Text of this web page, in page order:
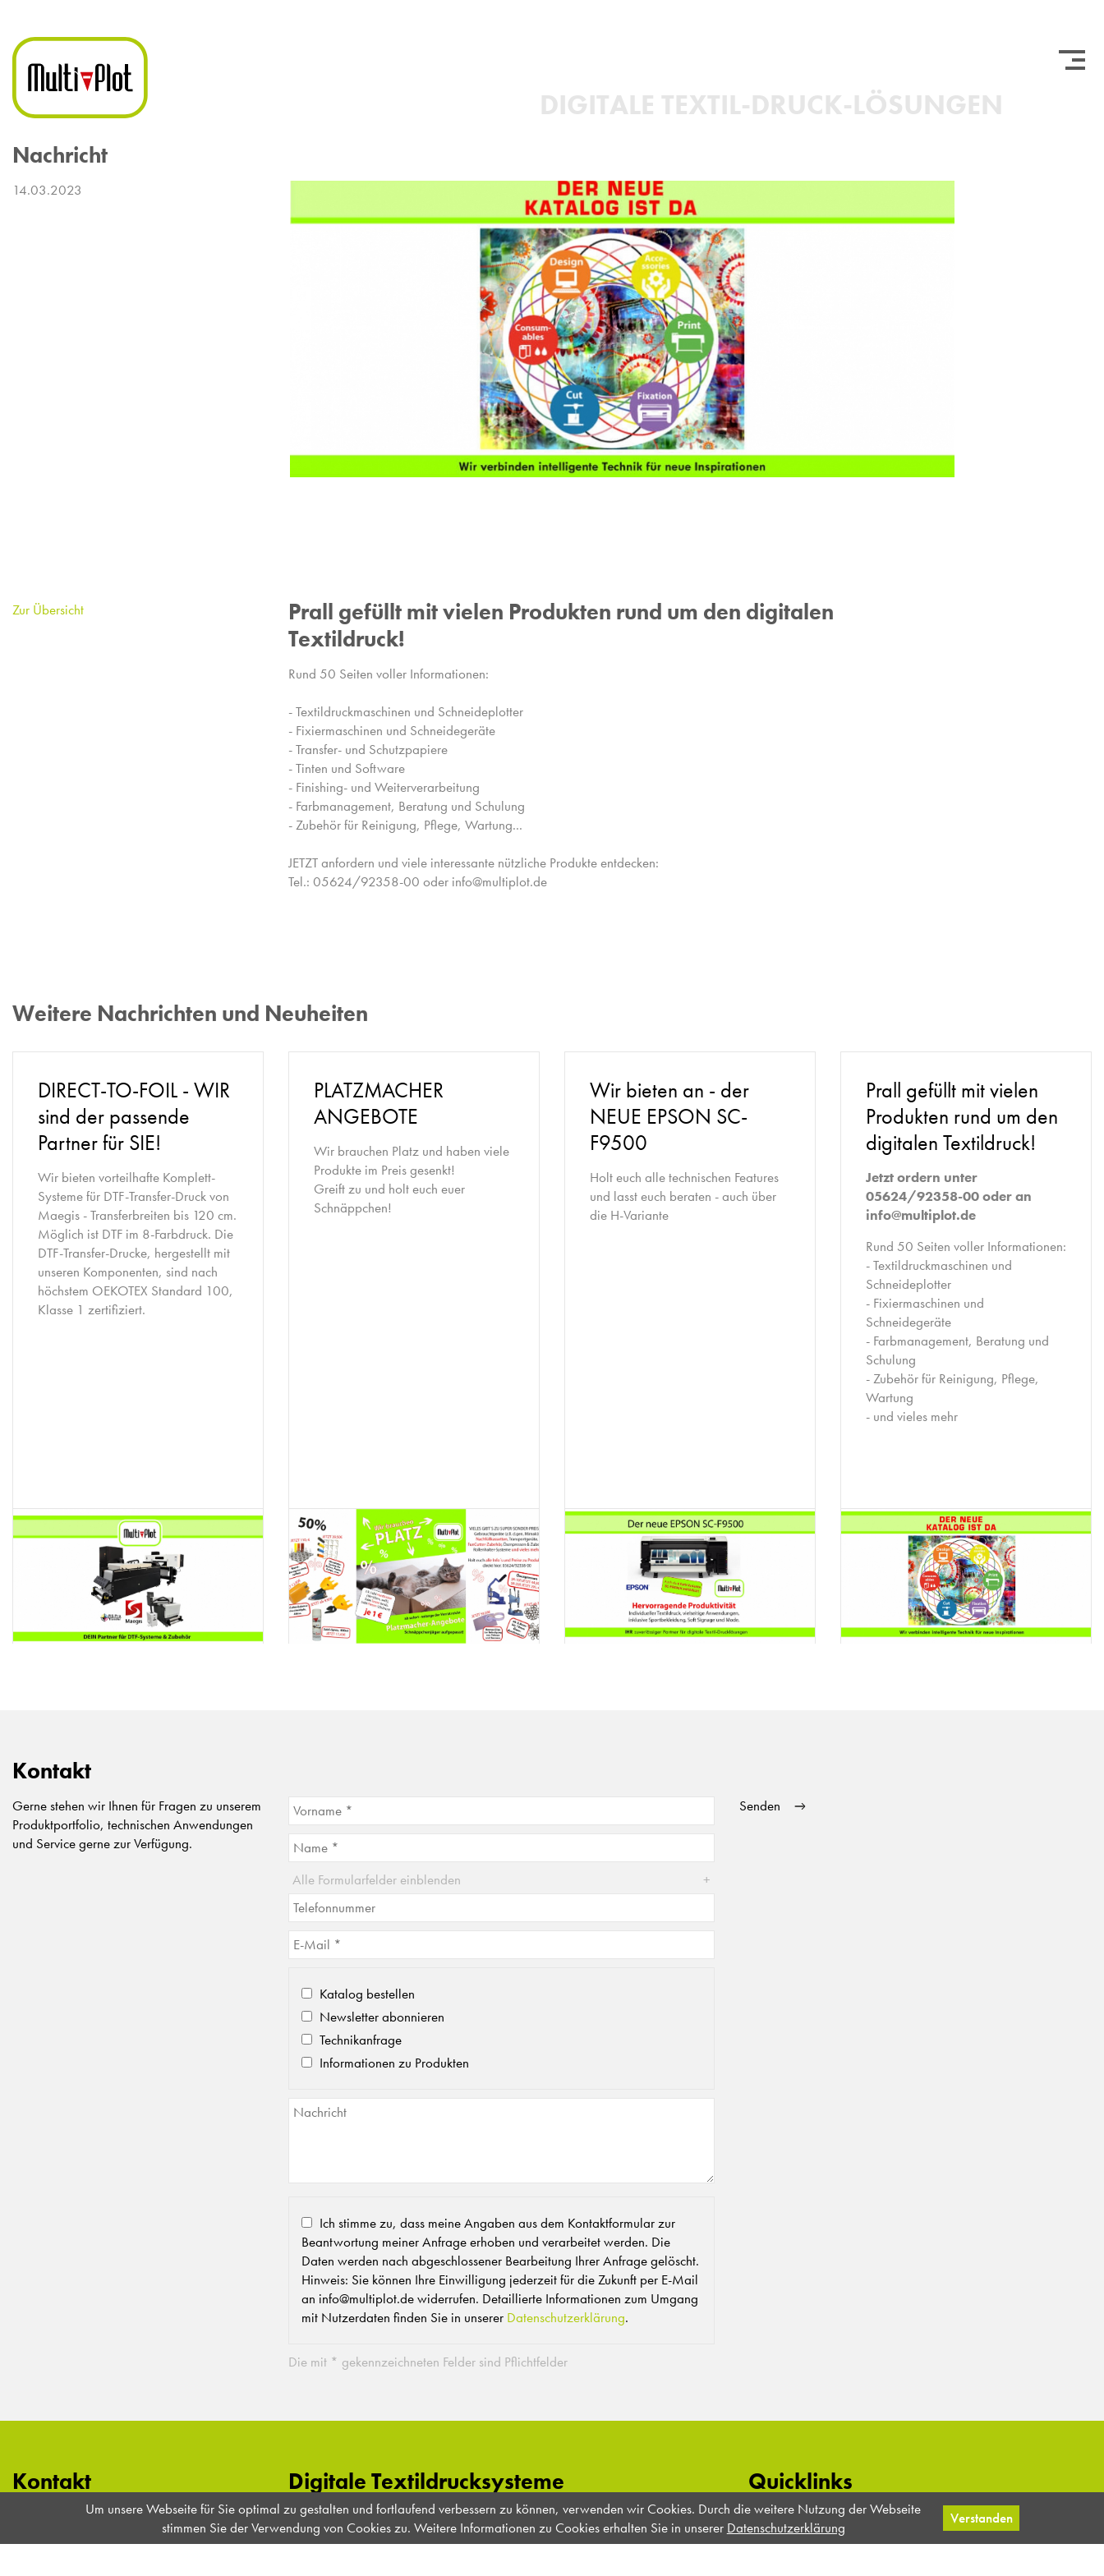
DIGITALE TEXTIL-DRUCK-LÖSUNGEN
Nachricht
14.03.2023
Prall gefüllt mit vielen Produkten rund um den digitalen
Textildruck!
Rund 50 Seiten voller Informationen:
- Textildruckmaschinen und Schneideplotter
- Fixiermaschinen und Schneidegeräte
- Transfer- und Schutzpapiere
- Tinten und Software
- Finishing- und Weiterverarbeitung
- Farbmanagement, Beratung und Schulung
- Zubehör für Reinigung, Pflege, Wartung...
JETZT anfordern und viele interessante nützliche Produkte entdecken:
Tel.: 05624/92358-00 oder info@multiplot.de
Zur Übersicht
Weitere Nachrichten und Neuheiten
DIRECT-TO-FOIL - WIR
sind der passende
Partner für SIE!
Wir bieten vorteilhafte Komplett-
Systeme für DTF-Transfer-Druck von
Maegis - Transferbreiten bis 120 cm.
Möglich ist DTF im 8-Farbdruck. Die
DTF-Transfer-Drucke, hergestellt mit
unseren Komponenten, sind nach
höchstem OEKOTEX Standard 100,
Klasse 1 zertifiziert.
PLATZMACHER
ANGEBOTE
Wir brauchen Platz und haben viele
Produkte im Preis gesenkt!
Greift zu und holt euch euer
Schnäppchen!
Wir bieten an - der
NEUE EPSON SC-
F9500
Holt euch alle technischen Features
und lasst euch beraten - auch über
die H-Variante
Prall gefüllt mit vielen
Produkten rund um den
digitalen Textildruck!
Jetzt ordern unter
05624/92358-00 oder an
info@multiplot.de
Rund 50 Seiten voller Informationen:
- Textildruckmaschinen und
Schneideplotter
- Fixiermaschinen und
Schneidegeräte
- Farbmanagement, Beratung und
Schulung
- Zubehör für Reinigung, Pflege,
Wartung
- und vieles mehr
Kontakt
Gerne stehen wir Ihnen für Fragen zu unserem
Produktportfolio, technischen Anwendungen
und Service gerne zur Verfügung.
Alle Formularfelder einblenden
Katalog bestellen
Newsletter abonnieren
Technikanfrage
Informationen zu Produkten
Ich stimme zu, dass meine Angaben aus dem Kontaktformular zur
Beantwortung meiner Anfrage erhoben und verarbeitet werden. Die
Daten werden nach abgeschlossener Bearbeitung Ihrer Anfrage gelöscht.
Hinweis: Sie können Ihre Einwilligung jederzeit für die Zukunft per E-Mail
an info@multiplot.de widerrufen. Detaillierte Informationen zum Umgang
mit Nutzerdaten finden Sie in unserer Datenschutzerklärung.
Die mit * gekennzeichneten Felder sind Pflichtfelder
Kontakt
Multi-Plot Europe GmbH
Digitale Textildrucksysteme
Multi-Plot bietet Ihnen seit über 25 Jahren als Spezialist und namentlicher
Händler im Bereich des digitalen Textildruck alles aus einer Hand: Unsere starke
Quicklinks
Impressum
Datenschutz
Um unsere Webseite für Sie optimal zu gestalten und fortlaufend verbessern zu können, verwenden wir Cookies. Durch die weitere Nutzung der Webseite
stimmen Sie der Verwendung von Cookies zu. Weitere Informationen zu Cookies erhalten Sie in unserer Datenschutzerklärung
Verstanden